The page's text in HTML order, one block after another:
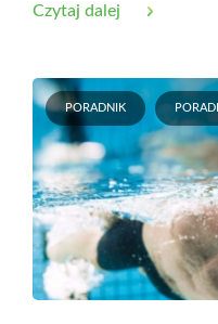
Czytaj dalej
PORADNIK